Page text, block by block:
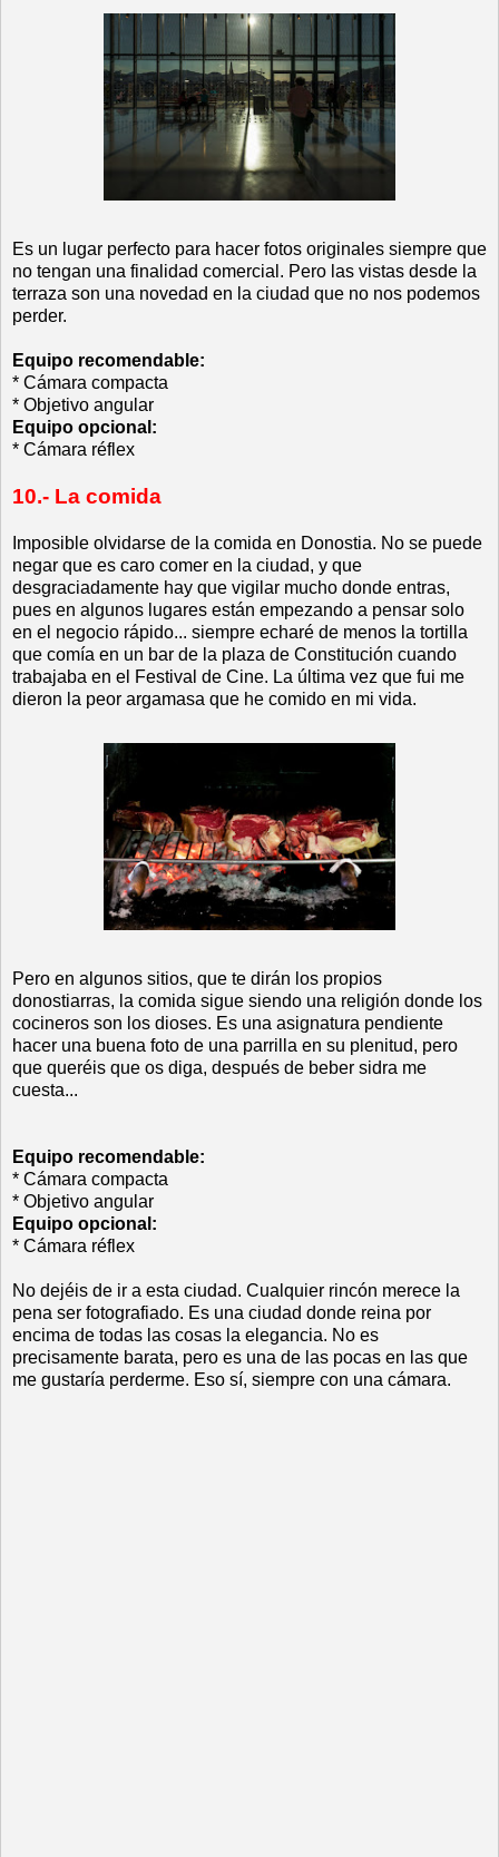
Es un lugar perfecto para hacer fotos originales siempre que
no tengan una finalidad comercial. Pero las vistas desde la
terraza son una novedad en la ciudad que no nos podemos
perder.
Equipo recomendable:
* Cámara compacta
* Objetivo angular
Equipo opcional:
* Cámara réflex
10.- La comida
Imposible olvidarse de la comida en Donostia. No se puede
negar que es caro comer en la ciudad, y que
desgraciadamente hay que vigilar mucho donde entras,
pues en algunos lugares están empezando a pensar solo
en el negocio rápido... siempre echaré de menos la tortilla
que comía en un bar de la plaza de Constitución cuando
trabajaba en el Festival de Cine. La última vez que fui me
dieron la peor argamasa que he comido en mi vida.
Pero en algunos sitios, que te dirán los propios
donostiarras, la comida sigue siendo una religión donde los
cocineros son los dioses. Es una asignatura pendiente
hacer una buena foto de una parrilla en su plenitud, pero
que queréis que os diga, después de beber sidra me
cuesta...
Equipo recomendable:
* Cámara compacta
* Objetivo angular
Equipo opcional:
* Cámara réflex
No dejéis de ir a esta ciudad. Cualquier rincón merece la
pena ser fotografiado. Es una ciudad donde reina por
encima de todas las cosas la elegancia. No es
precisamente barata, pero es una de las pocas en las que
me gustaría perderme. Eso sí, siempre con una cámara.